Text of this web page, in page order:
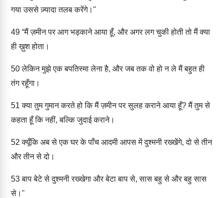
गया उससे ज़्यादा तलब करेंगे।"
49 “मैं ज़मीन पर आग भड़काने आया हूँ, और अगर लग चुकी होती तो मैं क्या
ही ख़ुश होता।
50लेकिन मुझे एक बपतिस्मा लेना है, और जब तक वो हो न ले मैं बहुत ही
तंग रहूँगा।
51 क्या तुम गुमान करते हो कि मैं ज़मीन पर सुलह कराने आया हूँ? मैं तुम से
कहता हूँ कि नहीं, बल्कि जुदाई कराने।
52 क्यूँकि अब से एक घर के पाँच आदमी आपस में दुश्मनी रख्खेंगे, दो से तीन
और तीन से दो।
53बाप बेटे से दुश्मनी रख्खेगा और बेटा बाप से, सास बहु से और बहु सास
से।"